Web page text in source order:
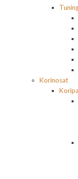
Korinosat